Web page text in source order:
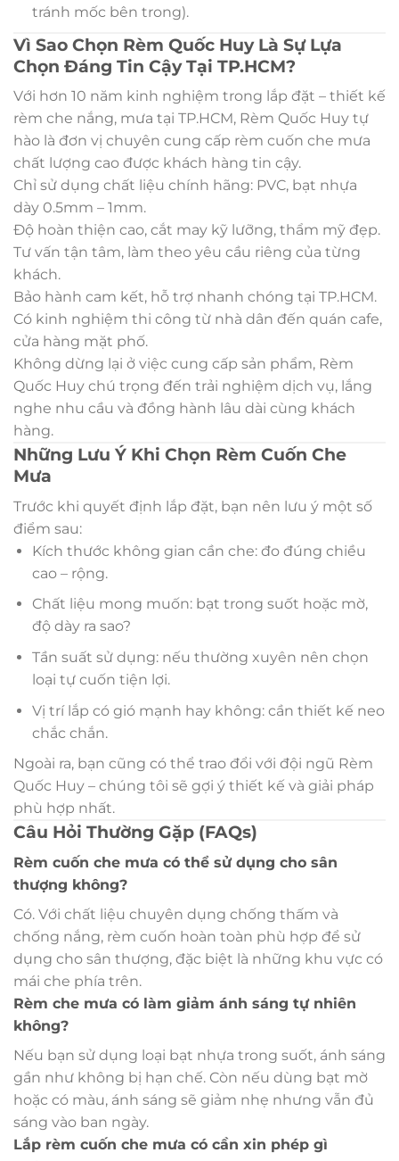
tránh mốc bên trong).
Vì Sao Chọn Rèm Quốc Huy Là Sự Lựa
Chọn Đáng Tin Cậy Tại TP.HCM?
Với hơn 10 năm kinh nghiệm trong lắp đặt – thiết kế
rèm che nắng, mưa tại TP.HCM, Rèm Quốc Huy tự
hào là đơn vị chuyên cung cấp rèm cuốn che mưa
chất lượng cao được khách hàng tin cậy.
Chỉ sử dụng chất liệu chính hãng: PVC, bạt nhựa
dày 0.5mm – 1mm.
Độ hoàn thiện cao, cắt may kỹ lưỡng, thẩm mỹ đẹp.
Tư vấn tận tâm, làm theo yêu cầu riêng của từng
khách.
Bảo hành cam kết, hỗ trợ nhanh chóng tại TP.HCM.
Có kinh nghiệm thi công từ nhà dân đến quán cafe,
cửa hàng mặt phố.
Không dừng lại ở việc cung cấp sản phẩm, Rèm
Quốc Huy chú trọng đến trải nghiệm dịch vụ, lắng
nghe nhu cầu và đồng hành lâu dài cùng khách
hàng.
Những Lưu Ý Khi Chọn Rèm Cuốn Che
Mưa
Trước khi quyết định lắp đặt, bạn nên lưu ý một số
điểm sau:
Kích thước không gian cần che: đo đúng chiều
cao – rộng.
Chất liệu mong muốn: bạt trong suốt hoặc mờ,
độ dày ra sao?
Tần suất sử dụng: nếu thường xuyên nên chọn
loại tự cuốn tiện lợi.
Vị trí lắp có gió mạnh hay không: cần thiết kế neo
chắc chắn.
Ngoài ra, bạn cũng có thể trao đổi với đội ngũ Rèm
Quốc Huy – chúng tôi sẽ gợi ý thiết kế và giải pháp
phù hợp nhất.
Câu Hỏi Thường Gặp (FAQs)
Rèm cuốn che mưa có thể sử dụng cho sân
thượng không?
Có. Với chất liệu chuyên dụng chống thấm và
chống nắng, rèm cuốn hoàn toàn phù hợp để sử
dụng cho sân thượng, đặc biệt là những khu vực có
mái che phía trên.
Rèm che mưa có làm giảm ánh sáng tự nhiên
không?
Nếu bạn sử dụng loại bạt nhựa trong suốt, ánh sáng
gần như không bị hạn chế. Còn nếu dùng bạt mờ
hoặc có màu, ánh sáng sẽ giảm nhẹ nhưng vẫn đủ
sáng vào ban ngày.
Lắp rèm cuốn che mưa có cần xin phép gì